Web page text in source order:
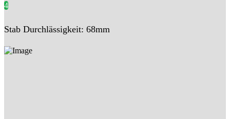
4
Stab Durchlässigkeit: 68mm